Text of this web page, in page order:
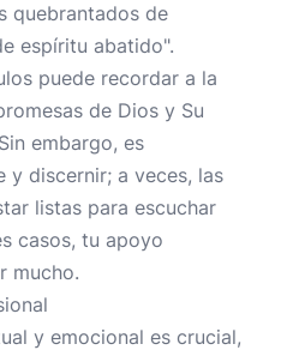
quebrantados de
espíritu abatido".
puede recordar a la
de Dios y Su
embargo, es
y discernir; a veces, las
listas para escuchar
casos, tu apoyo
mucho.
y emocional es crucial,